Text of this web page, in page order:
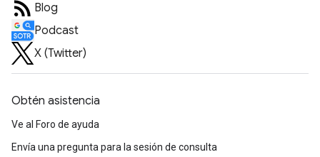
Blog
Podcast
X (Twitter)
Obtén asistencia
Ve al Foro de ayuda
Envía una pregunta para la sesión de consulta